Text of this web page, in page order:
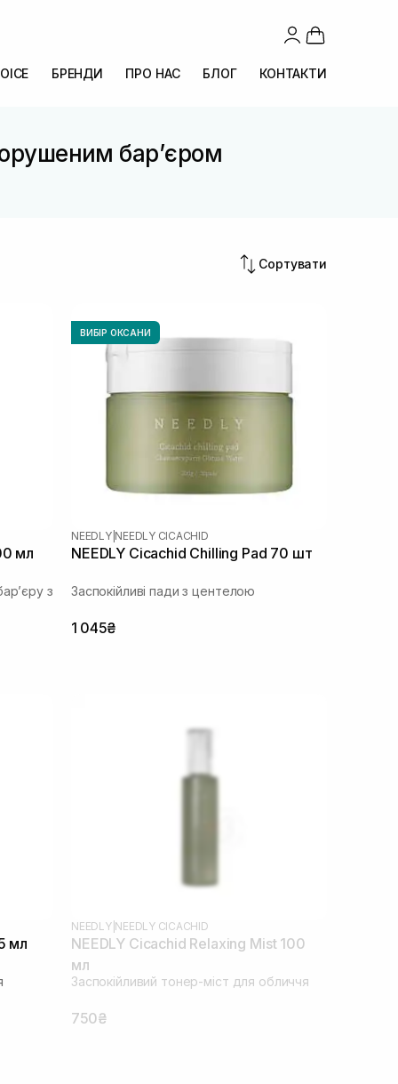
БРЕНДИ ПРО НАС БЛОГ КОНТАКТИ
барʼєром
Сортувати
мл
з
ВИБІР ОКСАНИ
NEEDLY| NEEDLY CICACHID
NEEDLY Cicachid Chilling Pad 70 шт
Заспокійливі пади з центелою
1 045₴
мл
NEEDLY| NEEDLY CICACHID
NEEDLY Cicachid Relaxing Mist 100
мл
Заспокійливий тонер-міст для обличчя
750₴